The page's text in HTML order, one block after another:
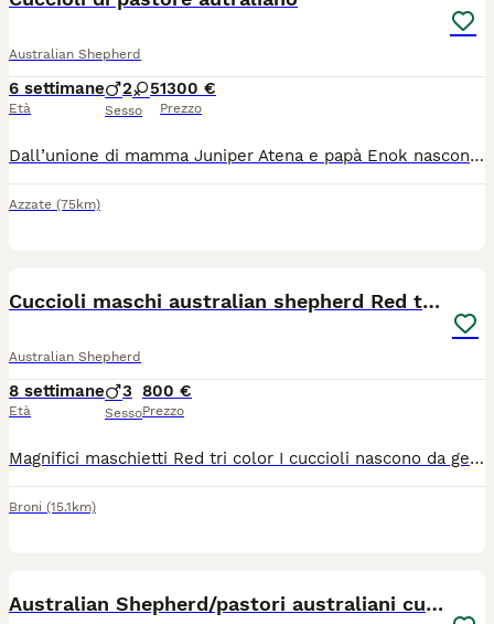
Australian Shepherd
6 settimane
Età
2 5
Sesso
1300 €
Prezzo
Dall’unione di mamma Juniper Atena e papà Enok nascono il 26 giugno 7 bellissimi cuccioli di pastore australiano. La cucciolata è visibile da subito e pronta per essere riservata. MAMMA E PAPÀ Entrambi i genitori hanno pedigree ENCI ROI e sono testati ufficialmente per anca e gomito (esenti) e con test genetici (clear). La linea genealogica comprende soggetti premiati in esposizione, e il papà è oro in olfattiva e impegnato in attività di pet therapy. LA CUCCIOLATA Ogni cucciolo cresce in un contesto domestico (no allevamento), con attenzione allo sviluppo cognitivo e relazionale. Fin dalle prime settimane sono stati introdotti a routine fondamentali come manipolazione, gestione al guinzaglio, kennel training e toelettatura, oltre a una graduale esposizione agli stimoli del mondo esterno. Sono attualmente disponibili: Pepper: femmina black tricolor Couscous: maschio black tricolor Mochi: femmina blue merle & tan Uvetta: femmina black tricolor Tutti i cuccioli hanno la coda lunga e occhi di colore variabile azzurro e marrone. DA QUANDO SONO PRONTI I CUCCIOLI? I cuccioli saranno affidati a partire dal 9 settembre (75° giorno) con documentazione completa: pedigree ENCI, microchip, vaccinazioni, certificato veterinario di buona salute, iscrizione anagrafica e passaggio di proprietà. Si ricerca per ogni cucciolo una famiglia consapevole, presente e realmente desiderosa di accoglierlo come membro della propria vita. Non vengono affidati a chiunque: è fondamentale che crescano in un contesto affettivo, stabile e rispettoso delle esigenze della razza.
Azzate (75km)
Cuccioli maschi australian shepherd Red tri color
Australian Shepherd
8 settimane
Età
3
Sesso
800 €
Prezzo
Magnifici maschietti Red tri color I cuccioli nascono da genitori super equilibrati entrambi con pedigree lastre ufficiali Enci e test genetici I cuccioli saranno ceduti dopo 60 gg con: Microchip I vaccino Visita veterinaria SVERMINAZIONE completa
Broni (15.1km)
Australian Shepherd/pastori australiani cuccioli